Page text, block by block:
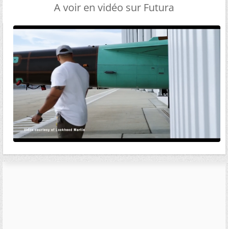
A voir en vidéo sur Futura